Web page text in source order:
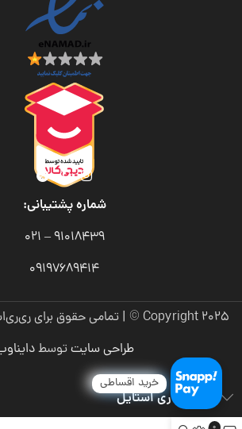
شماره پشتیبانی:
91018439 – 021
09197689414
Copyright 2025 © | تمامی حقوق برای ری‌ری‌استایل محفوظ است.
طراحی سایتتوسط
درباره ری ری استایل
خرید اقساطی